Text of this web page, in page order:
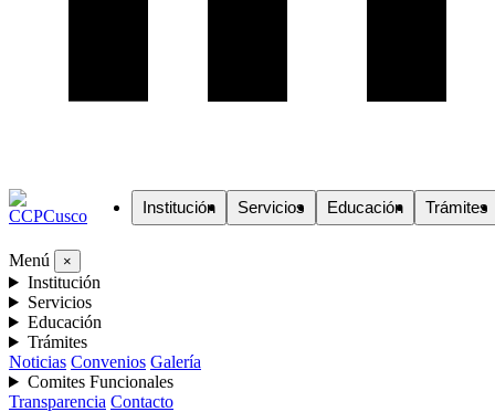
Institución Servicios Educación Trámites
Menú ×
Institución
Servicios
Educación
Trámites
Noticias Convenios Galería
Comites Funcionales
Transparencia Contacto